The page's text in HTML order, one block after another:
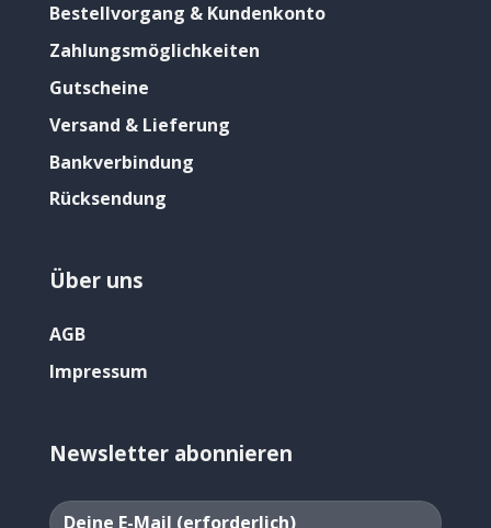
Bestellvorgang & Kundenkonto
Zahlungsmöglichkeiten
Gutscheine
Versand & Lieferung
Bankverbindung
Rücksendung
Über uns
AGB
Impressum
Newsletter abonnieren